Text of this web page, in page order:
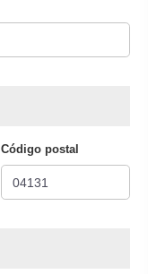
Código postal